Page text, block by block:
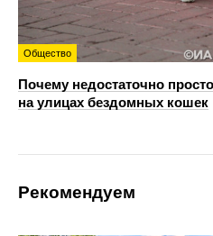
Общество
Почему недостаточно
на улицах бездомных кошек
Рекомендуем